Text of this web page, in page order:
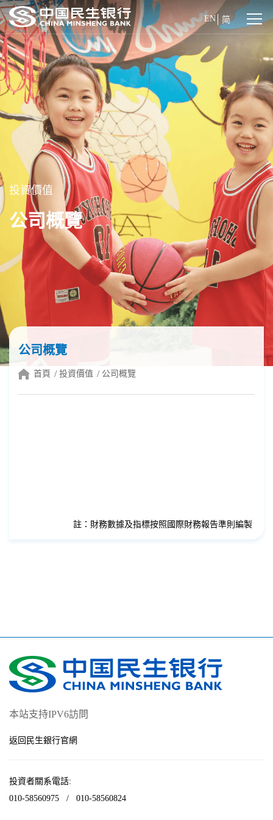
EN 简
投資價值
公司概覽
公司概覽
首頁 投資價值 公司概覽
註：財務數據及指標按照國際財務報告準則編製
本站支持IPV6訪問
返回民生銀行官網
投資者關系電話:
010-58560975
/ 010-58560824